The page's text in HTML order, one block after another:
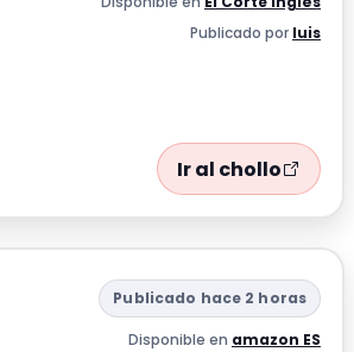
Publicado por luis
Ir al chollo
Publicado hace 2 horas
Disponible en amazon ES